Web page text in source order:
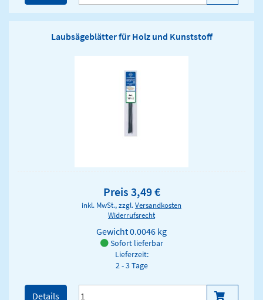
Laubsägeblätter für Holz und Kunststoff
Preis 3,49 €
inkl. MwSt., zzgl.Versandkosten
Widerrufsrecht
Gewicht0.0046 kg
Sofort lieferbar
Lieferzeit:
2 - 3 Tage
Details